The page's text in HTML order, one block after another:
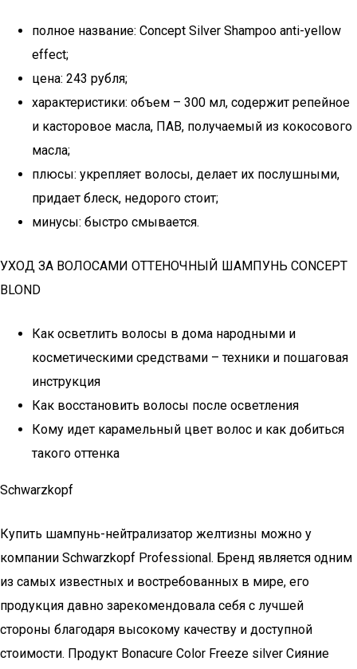
полное название: Concept Silver Shampoo anti-yellow
effect;
цена: 243 рубля;
характеристики: объем – 300 мл, содержит репейное
и касторовое масла, ПАВ, получаемый из кокосового
масла;
плюсы: укрепляет волосы, делает их послушными,
придает блеск, недорого стоит;
минусы: быстро смывается.
УХОД ЗА ВОЛОСАМИ ОТТЕНОЧНЫЙ ШАМПУНЬ CONCEPT
BLOND
Как осветлить волосы в дома народными и
косметическими средствами – техники и пошаговая
инструкция
Как восстановить волосы после осветления
Кому идет карамельный цвет волос и как добиться
такого оттенка
Schwarzkopf
Купить шампунь-нейтрализатор желтизны можно у
компании Schwarzkopf Professional. Бренд является одним
из самых известных и востребованных в мире, его
продукция давно зарекомендовала себя с лучшей
стороны благодаря высокому качеству и доступной
стоимости. Продукт Bonacure Color Freeze silver Сияние